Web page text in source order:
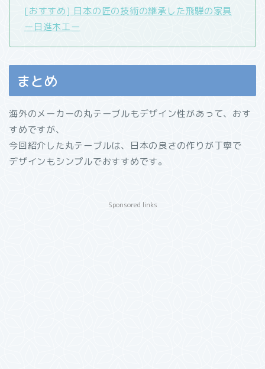
[おすすめ] 日本の匠の技術の継承した飛騨の家具
ー日進木工ー
まとめ
海外のメーカーの丸テーブルもデザイン性があって、おす
すめですが、
今回紹介した丸テーブルは、日本の良さの作りが丁寧で
デザインもシンプルでおすすめです。
Sponsored links